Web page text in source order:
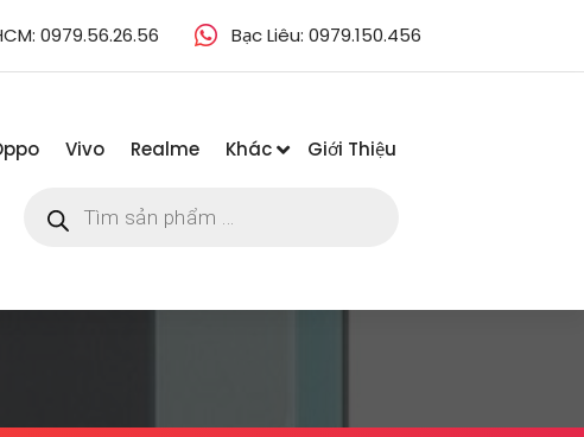
0979.56.26.56 Bạc Liêu: 0979.150.456
Vivo Realme Khác
Giới Thiệu
kiếm
sản